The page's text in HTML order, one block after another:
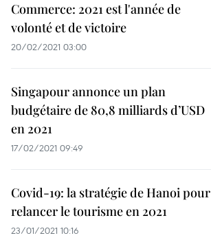
Commerce: 2021 est l'année de
volonté et de victoire
20/02/2021 03:00
Singapour annonce un plan
budgétaire de 80,8 milliards d’USD
en 2021
17/02/2021 09:49
Covid-19: la stratégie de Hanoi pour
relancer le tourisme en 2021
23/01/2021 10:16